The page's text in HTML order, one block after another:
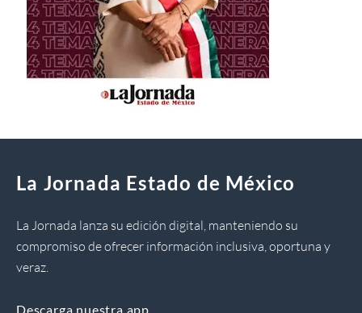
La Jornada Estado de México
La Jornada lanza su edición digital, manteniendo su
compromiso de ofrecer información inclusiva, oportuna y
veraz.
Descarga nuestra app